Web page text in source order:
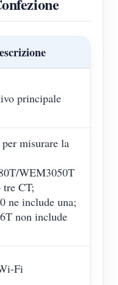
principale
misurare la
WEM3050T
CT;
ne include una;
non include
Fi